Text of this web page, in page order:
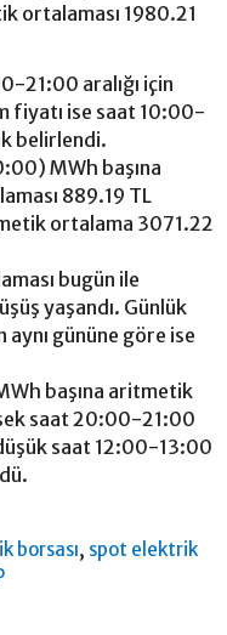
ortalaması 1980.21
21:00 aralığı için
fiyatı ise saat 10:00-
belirlendi.
MWh başına
889.19 TL
ortalama 3071.22
bugün ile
yaşandı. Günlük
gününe göre ise
başına aritmetik
saat 20:00-21:00
saat 12:00-13:00
borsası, spot elektrik